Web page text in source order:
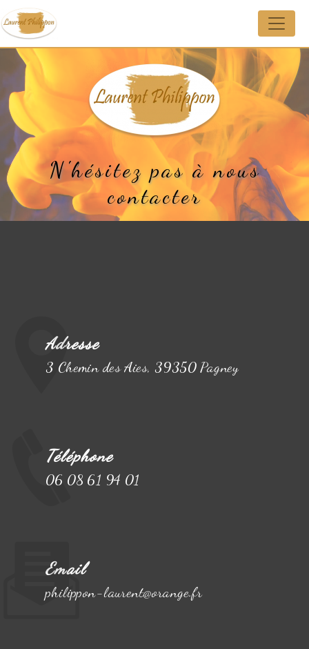
Panneau de gestion des cookies
N'hésitez pas à nous
contacter
Adresse
3 Chemin des Aies, 39350 Pagney
Téléphone
06 08 61 94 01
Email
philippon-laurent@orange.fr